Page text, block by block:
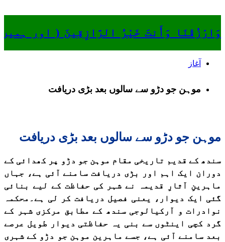
وَارْزُقْنَا وَأَنتَ خَيْرُ الرَّازِقِينَ ( اور
آغاز
موہن جو دڑو سے سالوں بعد بڑی دریافت
موہن جو دڑو سے سالوں بعد بڑی دریافت
سندھ کے قدیم تاریخی مقام موہن جو دڑو پر کھدائی کے
دوران ایک اہم اور بڑی دریافت سامنے آئی ہے، جہاں
ماہرینِ آثارِ قدیمہ نے شہر کی حفاظت کے لیے بنائی
گئی ایک دیوار، یعنی فصیل دریافت کر لی ہے۔محکمہ
نوادرات و آرکیالوجی سندھ کے مطابق مرکزی شہر کے
گرد کچی اینٹوں سے بنی یہ حفاظتی دیوار طویل عرصے
بعد سامنے آئی ہے، جسے ماہرین موہن جو دڑو کے شہری